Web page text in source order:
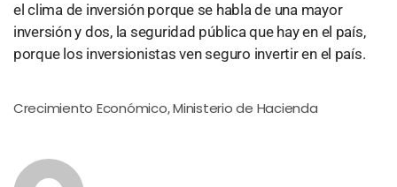
el clima de inversión porque se habla de una mayor
inversión y dos, la seguridad pública que hay en el país,
porque los inversionistas ven seguro invertir en el país.
Crecimiento Económico,Ministerio de Hacienda